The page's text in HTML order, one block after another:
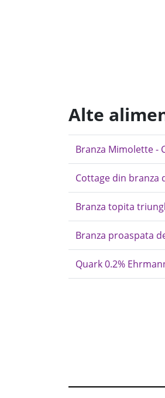
Alte
Branza Mimolette -
Cottage din branza
Branza topita
Branza proaspata
Quark 0.2%